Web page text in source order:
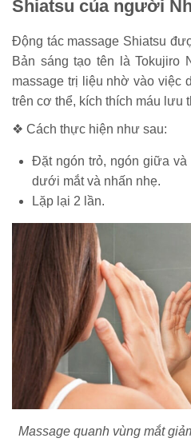
Shiatsu của người
Động tác massage Shiatsu
Bản sáng tạo tên là Tokujiro
massage trị liệu nhờ vào việc
trên cơ thể, kích thích máu lưu
❖ Cách thực hiện như sau:
Đặt ngón trỏ, ngón giữa
dưới mắt và nhấn nhẹ.
Lặp lại 2 lần.
Massage quanh vùng mắt